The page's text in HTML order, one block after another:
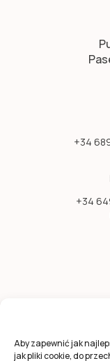
Aby zapewnić jak
jak pliki cookie, do
+34
+34